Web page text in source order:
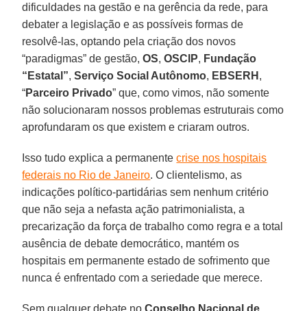
dificuldades na gestão e na gerência da rede, para
debater a legislação e as possíveis formas de
resolvê-las, optando pela criação dos novos
“paradigmas” de gestão,OS,OSCIP, Fundação
“Estatal”,Serviço Social Autônomo, EBSERH ,
“Parceiro Privado” que, como vimos, não somente
não solucionaram nossos problemas estruturais como
aprofundaram os que existem e criaram outros.
Isso tudo explica a permanentecrise nos hospitais
federais no Rio de Janeiro. O clientelismo, as
indicações político-partidárias sem nenhum critério
que não seja a nefasta ação patrimonialista, a
precarização da força de trabalho como regra e a total
ausência de debate democrático, mantém os
hospitais em permanente estado de sofrimento que
nunca é enfrentado com a seriedade que merece.
Sem qualquer debate noConselho Nacional de